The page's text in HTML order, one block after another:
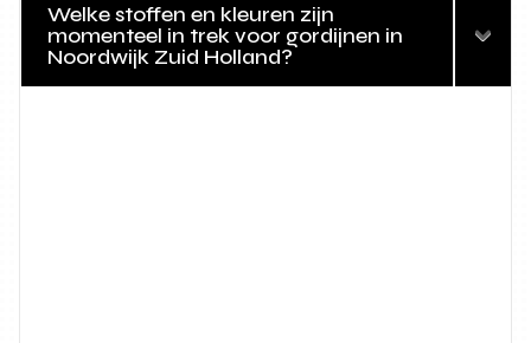
Welke stoffen en kleuren zijn
momenteel in trek voor gordijnen in
Noordwijk Zuid Holland?